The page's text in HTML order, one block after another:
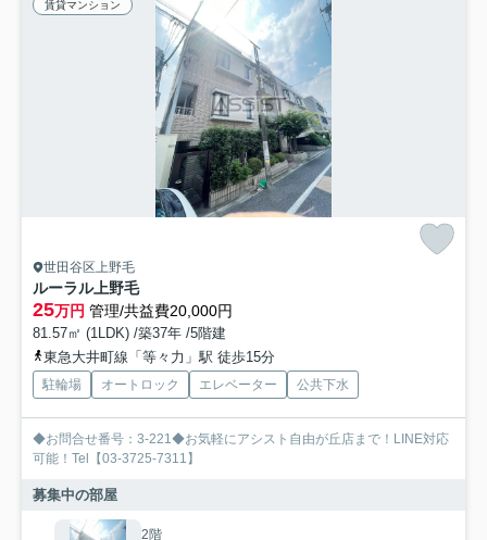
賃貸マンション
世田谷区上野毛
ルーラル上野毛
25万円 管理/共益費20,000円
81.57㎡ (1LDK) /築37年 /5階建
東急大井町線「等々力」駅 徒歩15分
駐輪場 オートロック エレベーター 公共下水
◆お問合せ番号：3-221◆お気軽にアシスト自由が丘店まで！LINE対応
可能！Tel【03-3725-7311】
募集中の部屋
2階